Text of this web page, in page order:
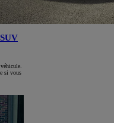
SUV